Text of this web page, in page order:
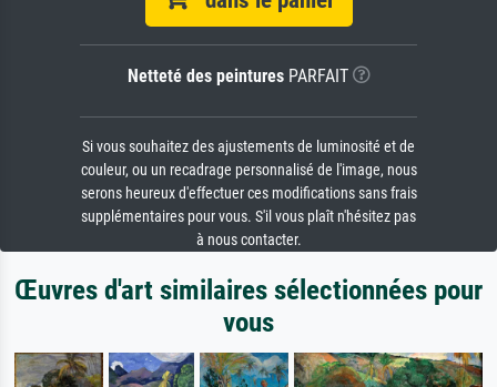
Netteté des peinturesPARFAIT
Si vous souhaitez des ajustements de luminosité et de
couleur, ou un recadrage personnalisé de l'image, nous
serons heureux d'effectuer ces modifications sans frais
supplémentaires pour vous. S'il vous plaît n'hésitez pas
à nous contacter.
Œuvres d'art similaires sélectionnées pour
vous